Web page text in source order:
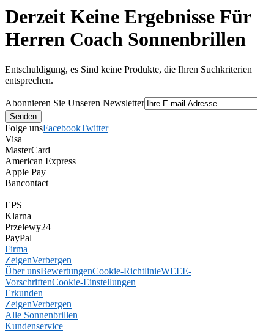
Derzeit Keine Ergebnisse Für
Herren Coach Sonnenbrillen
Entschuldigung, es Sind keine Produkte, die Ihren Suchkriterien
entsprechen.
Abonnieren Sie Unseren Newsletter
Folge unsFacebookTwitter
Visa
MasterCard
American Express
Apple Pay
Bancontact
EPS
Klarna
Przelewy24
PayPal
Firma
ZeigenVerbergen
Über unsBewertungenCookie-RichtlinieWEEE-
VorschriftenCookie-Einstellungen
Erkunden
ZeigenVerbergen
Alle Sonnenbrillen
Kundenservice